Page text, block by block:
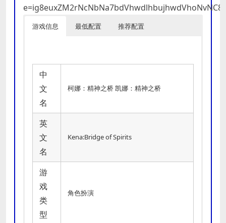
游戏信息 最低配置 推荐配置
中
文
名
柯娜：精神之桥 凯娜：精神之桥
英
文
名
Kena:Bridge of Spirits
游
戏
类
型
角色扮演